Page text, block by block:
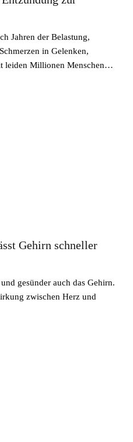
Jahren der Belastung,
in Gelenken,
leiden Millionen Menschen…
Gehirn schneller
gesünder auch das Gehirn.
zwischen Herz und